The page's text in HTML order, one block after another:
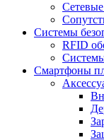
Системы
RFID
Смартфоны